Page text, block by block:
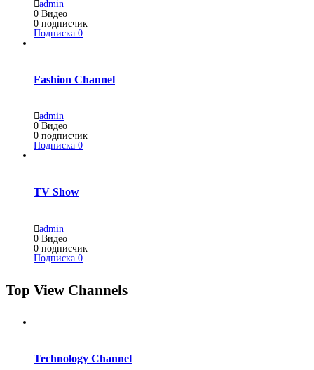
admin
0 Видео
0 подписчик
Подписка 0
Fashion Channel
admin
0 Видео
0 подписчик
Подписка 0
TV Show
admin
0 Видео
0 подписчик
Подписка 0
Top View Channels
Technology Channel